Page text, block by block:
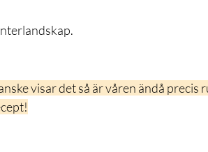
visar det så är våren ändå precis